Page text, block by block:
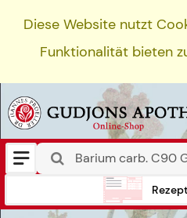
Diese Website nutzt
Funktionalität bieten